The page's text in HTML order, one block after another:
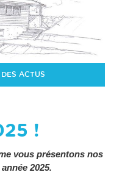
ACTUS
!
vous présentons nos
2025.